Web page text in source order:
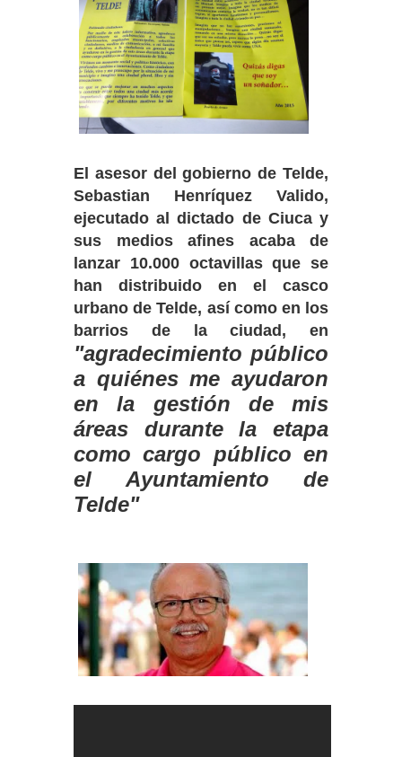
El asesor del gobierno de Telde,
Sebastian Henríquez Valido,
ejecutado al dictado de Ciuca y
sus medios afines acaba de
lanzar 10.000 octavillas que se
han distribuido en el casco
urbano de Telde, así como en los
barrios de la ciudad, en
"agradecimiento público
a quiénes me ayudaron
en la gestión de mis
áreas durante la etapa
como cargo público en
el Ayuntamiento de
Telde"